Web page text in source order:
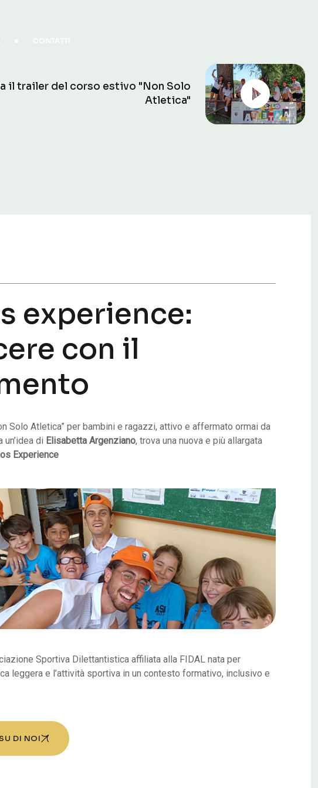
il trailer del corso estivo "Non Solo
Atletica"
s experience:
ere con il
ento
Solo Atletica” per bambini e ragazzi, attivo e affermato ormai da
di Elisabetta Argenziano, trova una nuova e più allargata
Experience
Sportiva Dilettantistica affiliata alla FIDAL nata per
leggera e l’attività sportiva in un contesto formativo, inclusivo e
DI NOI